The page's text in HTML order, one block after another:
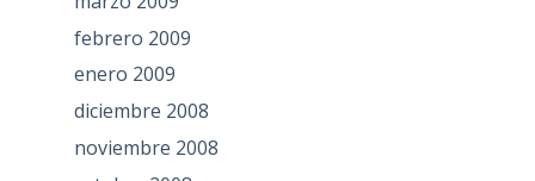
febrero 2009
enero 2009
diciembre 2008
noviembre 2008